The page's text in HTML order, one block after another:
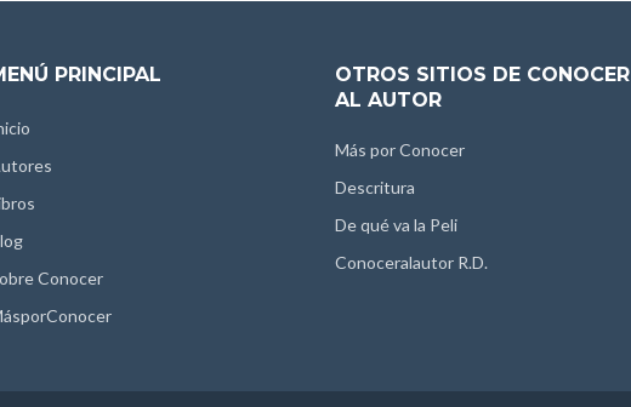
PRINCIPAL
Conocer
OTROS SITIOS DE CONOCER
AL AUTOR
Más por Conocer
Descritura
De qué va la Peli
Conoceralautor R.D.